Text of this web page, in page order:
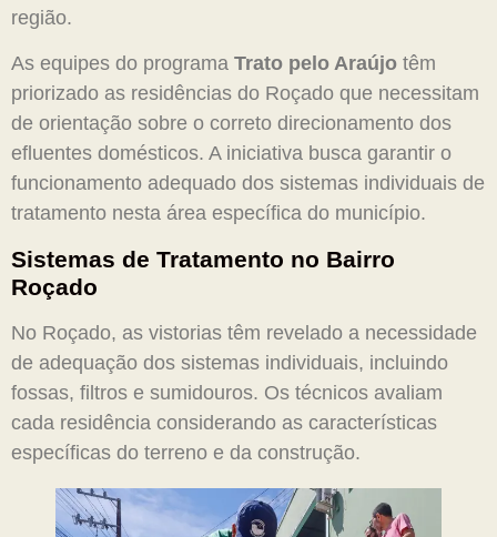
região.
As equipes do programa Trato pelo Araújo têm
priorizado as residências do Roçado que necessitam
de orientação sobre o correto direcionamento dos
efluentes domésticos. A iniciativa busca garantir o
funcionamento adequado dos sistemas individuais de
tratamento nesta área específica do município.
Sistemas de Tratamento no Bairro
Roçado
No Roçado, as vistorias têm revelado a necessidade
de adequação dos sistemas individuais, incluindo
fossas, filtros e sumidouros. Os técnicos avaliam
cada residência considerando as características
específicas do terreno e da construção.